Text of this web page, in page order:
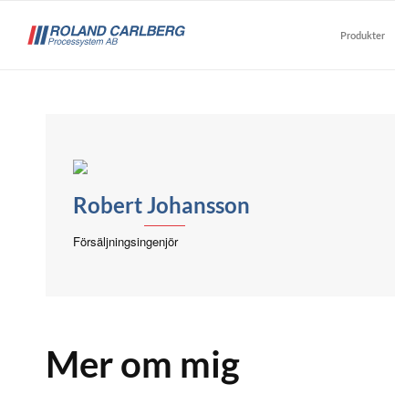
Produkter
Robert Johansson
Försäljningsingenjör
Mer om mig